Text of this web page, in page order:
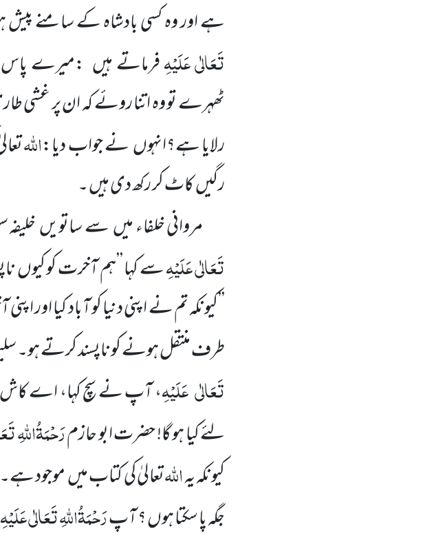
ہے اور وہ کسی بادشاہ کے سامنے
تَعَالٰی عَلَیْہِفرماتے ہیں :میرے پاس
ٹھہرے تو وہ اتنا روئے کہ ان پر غشی
رلایا ہے؟انہوںنے جواب دیا:اللّٰہ
رگیںکاٹ کر رکھ دی ہیں ۔
مروانی خلفاء میںسے ساتویں
تَعَالٰی عَلَیْہِسے کہا ’’ہمآخرت کو کیوں
’’کیونکہ تم نے اپنی دنیا کو آباد کیا اور
طرف منتقل ہونے کو ناپسند کرتے ہو۔
تَعَالٰیعَلَیْہِ، آپ نے سچ کہا، اے
لئے کیا ہو گا! حضرتابو حازمرَحْمَۃُاللّٰہِ
کیونکہ یہاللّٰہتعالیٰ کی کتاب میںموجود
جگہ پا سکتا ہوں ؟ آپرَحْمَۃُاللّٰہِ تَعَالٰی عَلَیْہِ